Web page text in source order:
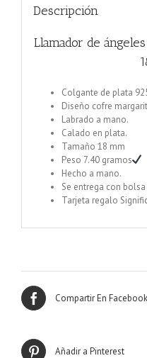
Descripción
Llamador de
Colgante de plata
Diseño cofre
Labrado a mano.
Calado en plata.
Tamaño 18 mm
Peso 7.40 gramos
Hecho a mano.
Se entrega con
Tarjeta regalo
Compartir En Facebook
Añadir a Pinterest